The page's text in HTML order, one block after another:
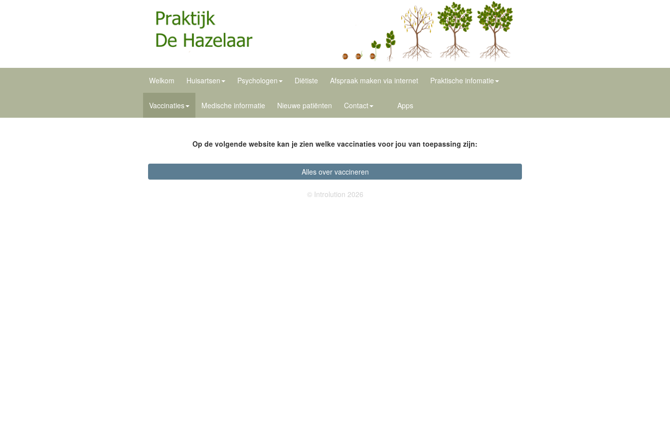
Welkom Huisartsen Psychologen Diëtiste Afspraak maken via internet Praktische infomatie
Vaccinaties Medische informatie Nieuwe patiënten Contact Apps
Op de volgende website kan je zien welke vaccinaties voor jou van toepassing zijn:
Alles over vaccineren
© Introlution 2026